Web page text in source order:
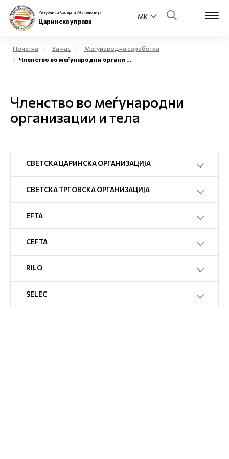
Физички лица
Бизнис заедница
Е-Царина
Медиа центар
Контакт
Е-Весник
Република Северна Македонија
Царинска управа
Почетна За нас
Меѓународна соработка
Членство во меѓународни органи и тела
Членство во меѓународни
организации и тела
СВЕТСКА ЦАРИНСКА ОРГАНИЗАЦИЈА
СВЕТСКА ТРГОВСКА ОРГАНИЗАЦИЈА
EFTA
CEFTA
RILO
SELEC